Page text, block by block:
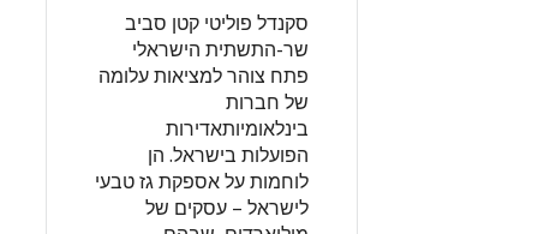
סקנדל פוליטי קטן סביב
שר-התשתית הישראלי
פתח צוהר למציאות עלומה
של חברות
בינלאומיותאדירות
הפועלות בישראל. הן
לוחמות על אספקת גז טבעי
לישראל – עסקים של